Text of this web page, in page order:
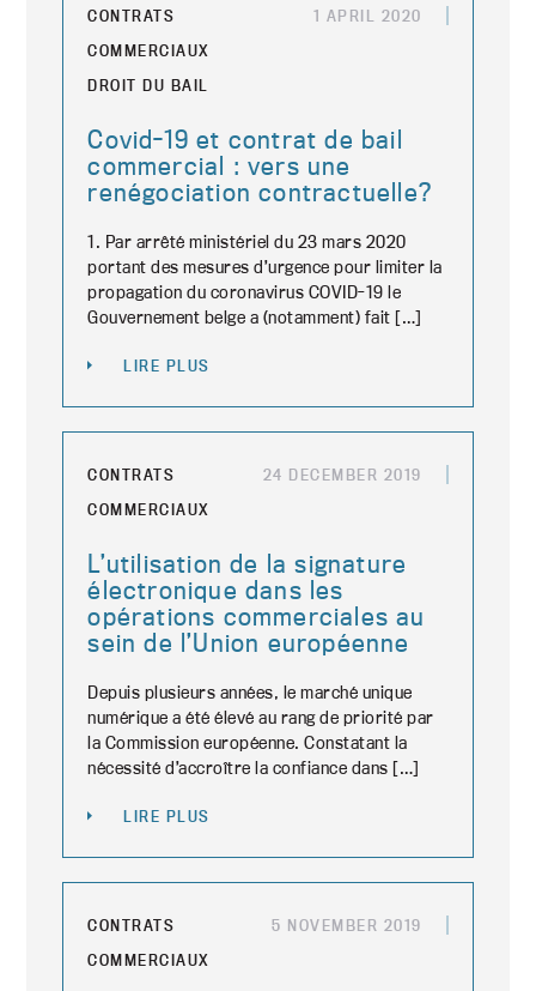
CONTRATS
COMMERCIAUX
DROIT DU BAIL
1 APRIL 2020
Covid-19 et contrat de bail
commercial : vers une
renégociation contractuelle?
1. Par arrêté ministériel du 23 mars 2020
portant des mesures d’urgence pour limiter la
propagation du coronavirus COVID-19 le
Gouvernement belge a (notamment) fait […]
LIRE PLUS
CONTRATS
COMMERCIAUX
24 DECEMBER 2019
L’utilisation de la signature
électronique dans les
opérations commerciales au
sein de l’Union européenne
Depuis plusieurs années, le marché unique
numérique a été élevé au rang de priorité par
la Commission européenne. Constatant la
nécessité d’accroître la confiance dans […]
LIRE PLUS
CONTRATS
COMMERCIAUX
5 NOVEMBER 2019